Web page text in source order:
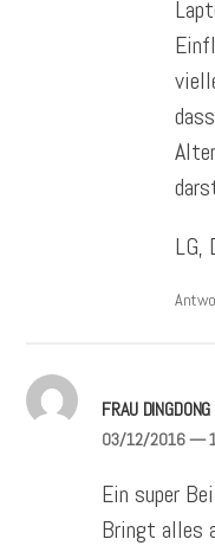
LG,
FRAU DINGDONG
03/12/2016—
Ein super
Bringt alles